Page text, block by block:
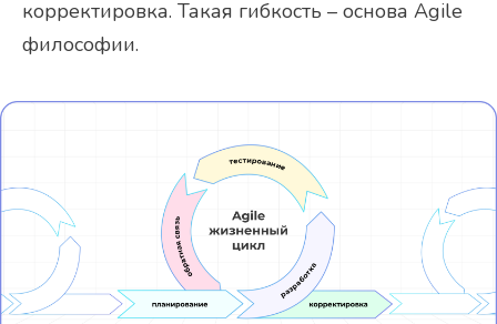
корректировка. Такая гибкость – основа Agile
философии.